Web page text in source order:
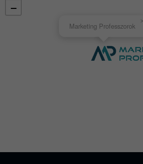
Marketing Professzorok
×
−